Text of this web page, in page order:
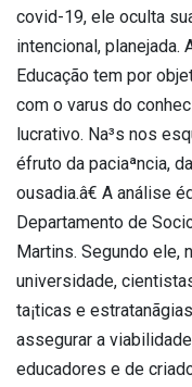
covid-19, ele oculta
intencional, planejada.
Educação tem por
com o va­rus do
lucrativo. Na³s nos
éfruto da paciaªncia,
ousadia.â€ A análise
Departamento de
Martins. Segundo ele,
universidade,
ta¡ticas e
assegurar a
educadores e de